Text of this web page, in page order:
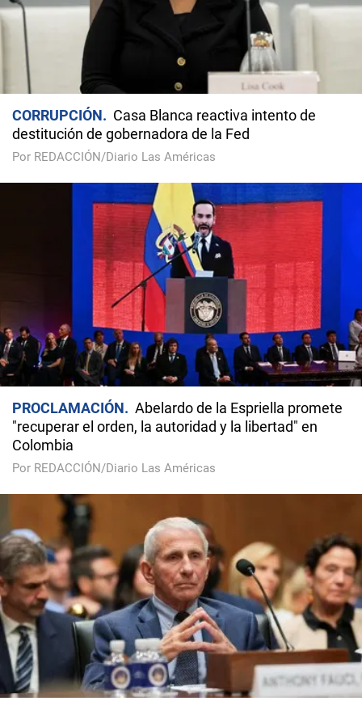
CORRUPCIÓN
Casa Blanca reactiva intento de
destitución de gobernadora de la Fed
Por REDACCIÓN/Diario Las Américas
PROCLAMACIÓN
Abelardo de la Espriella promete
"recuperar el orden, la autoridad y la libertad" en
Colombia
Por REDACCIÓN/Diario Las Américas